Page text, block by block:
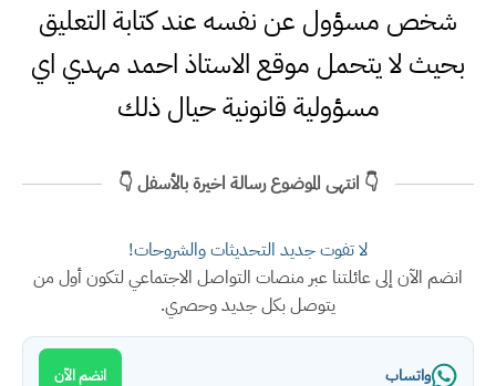
شخص مسؤول عن نفسه عند كتابة التعليق
بحيث لا يتحمل موقع الاستاذ احمد مهدي اي
مسؤولية قانونية حيال ذلك
👇 انتهى الموضوع رسالة اخيرة بالأسفل 👇
لا تفوت جديد التحديثات والشروحات!
انضم الآن إلى عائلتنا عبر منصات التواصل الاجتماعي لتكون أول من
يتوصل بكل جديد وحصري.
واتساب انضم الآن